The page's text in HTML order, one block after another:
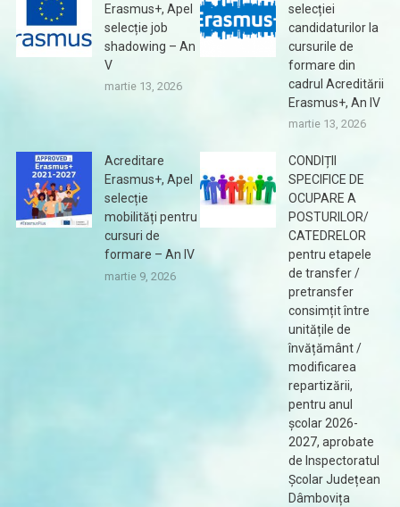
Erasmus+, Apel
selecție job
shadowing – An
V
martie 13, 2026
selecției
candidaturilor la
cursurile de
formare din
cadrul Acreditării
Erasmus+, An IV
martie 13, 2026
Acreditare
Erasmus+, Apel
selecție
mobilități pentru
cursuri de
formare – An IV
martie 9, 2026
CONDIȚII
SPECIFICE DE
OCUPARE A
POSTURILOR/
CATEDRELOR
pentru etapele
de transfer /
pretransfer
consimțit între
unitățile de
învățământ /
modificarea
repartizării,
pentru anul
școlar 2026-
2027, aprobate
de Inspectoratul
Școlar Județean
Dâmbovița